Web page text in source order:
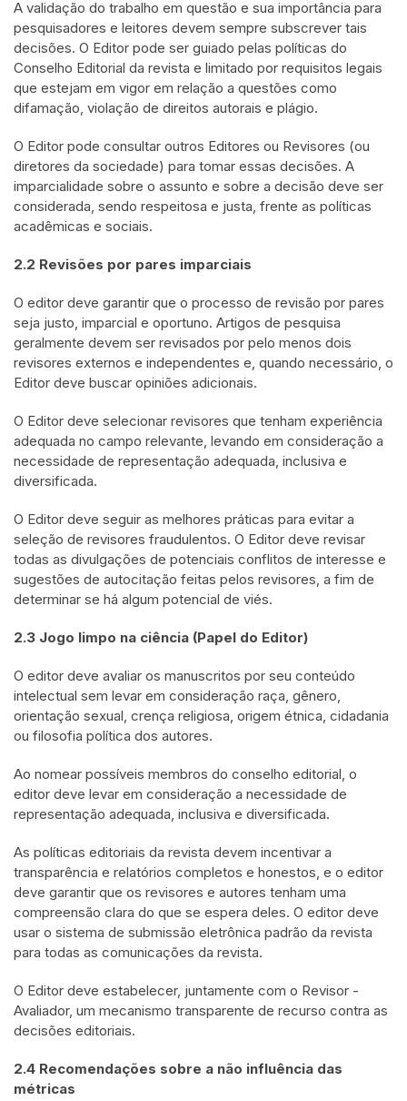
A validação do trabalho em questão e sua importância para
pesquisadores e leitores devem sempre subscrever tais
decisões. O Editor pode ser guiado pelas políticas do
Conselho Editorial da revista e limitado por requisitos legais
que estejam em vigor em relação a questões como
difamação, violação de direitos autorais e plágio.
O Editor pode consultar outros Editores ou Revisores (ou
diretores da sociedade) para tomar essas decisões. A
imparcialidade sobre o assunto e sobre a decisão deve ser
considerada, sendo respeitosa e justa, frente as políticas
acadêmicas e sociais.
2.2 Revisões por pares imparciais
O editor deve garantir que o processo de revisão por pares
seja justo, imparcial e oportuno. Artigos de pesquisa
geralmente devem ser revisados por pelo menos dois
revisores externos e independentes e, quando necessário, o
Editor deve buscar opiniões adicionais.
O Editor deve selecionar revisores que tenham experiência
adequada no campo relevante, levando em consideração a
necessidade de representação adequada, inclusiva e
diversificada.
O Editor deve seguir as melhores práticas para evitar a
seleção de revisores fraudulentos. O Editor deve revisar
todas as divulgações de potenciais conflitos de interesse e
sugestões de autocitação feitas pelos revisores, a fim de
determinar se há algum potencial de viés.
2.3 Jogo limpo na ciência (Papel do Editor)
O editor deve avaliar os manuscritos por seu conteúdo
intelectual sem levar em consideração raça, gênero,
orientação sexual, crença religiosa, origem étnica, cidadania
ou filosofia política dos autores.
Ao nomear possíveis membros do conselho editorial, o
editor deve levar em consideração a necessidade de
representação adequada, inclusiva e diversificada.
As políticas editoriais da revista devem incentivar a
transparência e relatórios completos e honestos, e o editor
deve garantir que os revisores e autores tenham uma
compreensão clara do que se espera deles. O editor deve
usar o sistema de submissão eletrônica padrão da revista
para todas as comunicações da revista.
O Editor deve estabelecer, juntamente com o Revisor -
Avaliador, um mecanismo transparente de recurso contra as
decisões editoriais.
2.4 Recomendações sobre a não influência das
métricas